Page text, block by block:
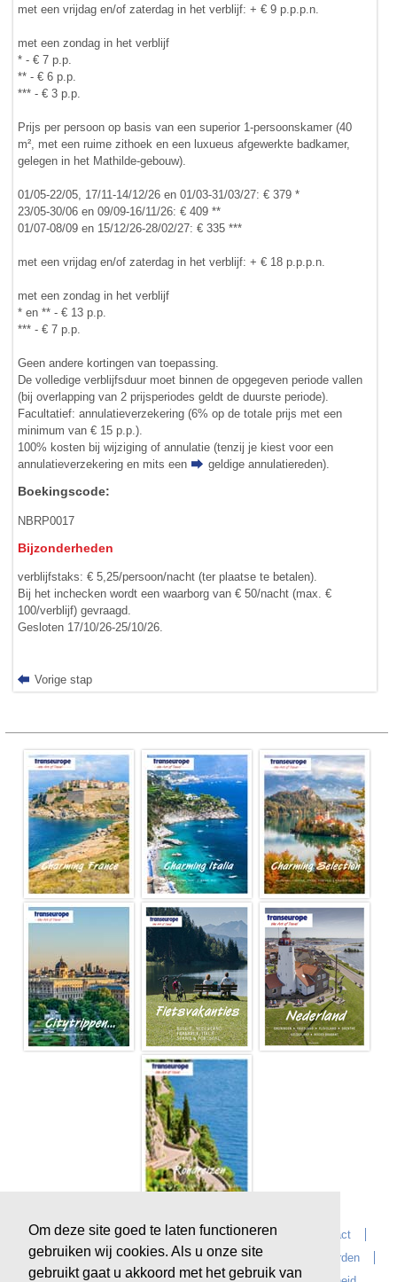
Om deze site goed te laten functioneren
gebruiken wij cookies. Als u onze site
gebruikt gaat u akkoord met het gebruik van
met een vrijdag en/of zaterdag in het verblijf: + € 9 p.p.p.n.
met een zondag in het verblijf
* - € 7 p.p.
** - € 6 p.p.
*** - € 3 p.p.
Prijs per persoon op basis van een superior 1-persoonskamer (40
m², met een ruime zithoek en een luxueus afgewerkte badkamer,
gelegen in het Mathilde-gebouw).
01/05-22/05, 17/11-14/12/26 en 01/03-31/03/27: € 379 *
23/05-30/06 en 09/09-16/11/26: € 409 **
01/07-08/09 en 15/12/26-28/02/27: € 335 ***
met een vrijdag en/of zaterdag in het verblijf: + € 18 p.p.p.n.
met een zondag in het verblijf
* en ** - € 13 p.p.
*** - € 7 p.p.
Geen andere kortingen van toepassing.
De volledige verblijfsduur moet binnen de opgegeven periode vallen
(bij overlapping van 2 prijsperiodes geldt de duurste periode).
Facultatief: annulatieverzekering (6% op de totale prijs met een
minimum van € 15 p.p.).
100% kosten bij wijziging of annulatie (tenzij je kiest voor een
annulatieverzekering en mits een
geldige annulatiereden).
Boekingscode:
NBRP0017
Bijzonderheden
verblijfstaks: € 5,25/persoon/nacht (ter plaatse te betalen).
Bij het inchecken wordt een waarborg van € 50/nacht (max. €
100/verblijf) gevraagd.
Gesloten 17/10/26-25/10/26.
Vorige stap
Home Over Transeurope Vacatures
Contact
Vragen?
Reiskantoren Extras
Reisvoorwaarden